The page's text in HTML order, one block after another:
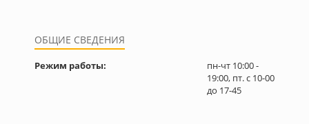
ОБЩИЕ СВЕДЕНИЯ
Режим работы:
пн-чт 10:00 -
19:00, пт. с 10-00
до 17-45